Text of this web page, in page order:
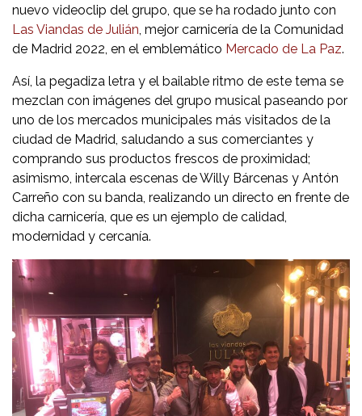
nuevo videoclip del grupo, que se ha rodado junto con
Las Viandas de Julián, mejor carnicería de la Comunidad
de Madrid 2022, en el emblemático Mercado de La Paz.
Así, la pegadiza letra y el bailable ritmo de este tema se
mezclan con imágenes del grupo musical paseando por
uno de los mercados municipales más visitados de la
ciudad de Madrid, saludando a sus comerciantes y
comprando sus productos frescos de proximidad;
asimismo, intercala escenas de Willy Bárcenas y Antón
Carreño con su banda, realizando un directo en frente de
dicha carnicería, que es un ejemplo de calidad,
modernidad y cercanía.